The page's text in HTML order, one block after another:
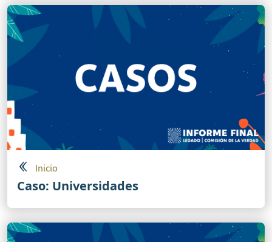
Inicio
Caso: Universidades